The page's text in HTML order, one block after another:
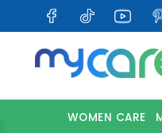
WOMEN CARE